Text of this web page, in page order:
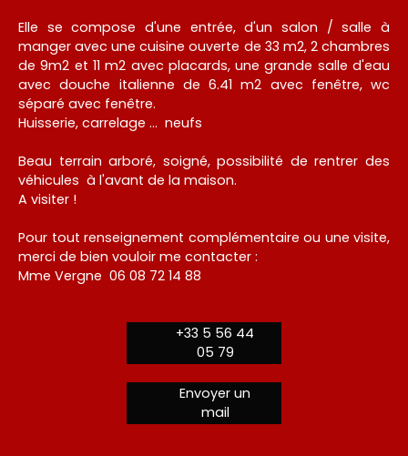
Elle se compose d'une entrée, d'un salon / salle à
manger avec une cuisine ouverte de 33 m2, 2 chambres
de 9m2 et 11 m2 avec placards, une grande salle d'eau
avec douche italienne de 6.41 m2 avec fenêtre, wc
séparé avec fenêtre.
Huisserie, carrelage … neufs
Beau terrain arboré, soigné, possibilité de rentrer des
véhicules à l'avant de la maison.
A visiter !
Pour tout renseignement complémentaire ou une visite,
merci de bien vouloir me contacter :
Mme Vergne 06 08 72 14 88
+33 5 56 44
05 79
Envoyer un
mail